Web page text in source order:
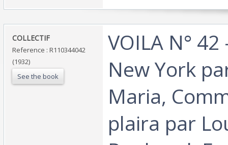
‎COLLECTIF‎
Reference : R110344042
(1932)
See the book
‎VOILA N°
New York
Maria,
plaira par